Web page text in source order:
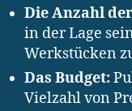
Die Anzahl
in der Lage
Werkstücken
Das Budget:
Vielzahl von